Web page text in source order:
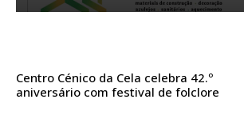
Planos de
Faça-se assinante do Região de Cister e ajude-nos
público!
Sendo assinante terá acesso a todos os conteúdos
Centro Cénico da Cela celebra 42.º
aniversário com festival de folclore